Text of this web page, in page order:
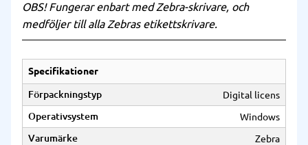
OBS! Fungerar enbart med Zebra-skrivare, och
medföljer till alla Zebras etikettskrivare.
Specifikationer
Förpackningstyp
Digital licens
Operativsystem
Windows
Varumärke
Zebra